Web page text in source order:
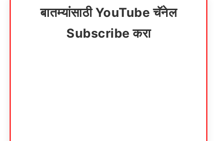
बातम्यांसाठी YouTube चॅनेल
Subscribe करा